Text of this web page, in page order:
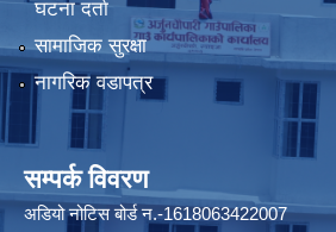
घटना दर्ता
सामाजिक सुरक्षा
नागरिक वडापत्र
सम्पर्क विवरण
अडियो नोटिस बोर्ड न.-1618063422007